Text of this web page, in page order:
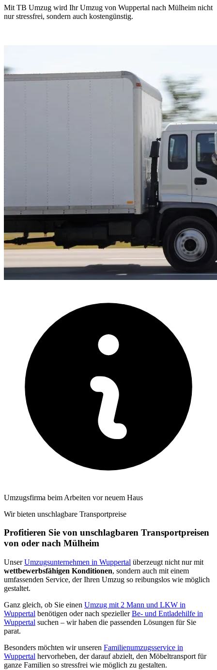
Mit TB Umzug wird Ihr Umzug von Wuppertal nach Mülheim nicht
nur stressfrei, sondern auch kostengünstig.
Umzugsfirma beim Arbeiten vor neuem Haus
Wir bieten unschlagbare Transportpreise
Profitieren Sie von unschlagbaren Transportpreisen
von oder nach Mülheim
UnserUmzugsunternehmen in Wuppertal überzeugt nicht nur mit
wettbewerbsfähigen Konditionen, sondern auch mit einem
umfassenden Service, der Ihren Umzug so reibungslos wie möglich
gestaltet.
Ganz gleich, ob Sie einen Umzug mit 2 Mann und LKW in
Wuppertal benötigen oder nach speziellerBe- und Entladehilfe in
Wuppertal suchen – wir haben die passenden Lösungen für Sie
parat.
Besonders möchten wir unseren Familienumzugsservice in
Wuppertal hervorheben, der darauf abzielt, den Möbeltransport für
ganze Familien so stressfrei wie möglich zu gestalten.